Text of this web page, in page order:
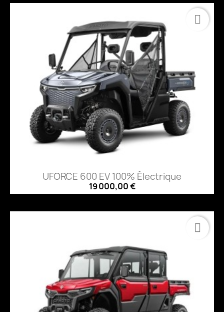
UFORCE 600 EV 100% Électrique
19 000,00 €